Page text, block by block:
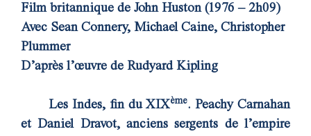
Film britannique de John Huston (1976 – 2h09)
Avec Sean Connery, Michael Caine, Christopher
Plummer
D’après l’œuvre de Rudyard Kipling
Les Indes, fin du XIXème. Peachy Carnahan
et Daniel Dravot, anciens sergents de l’empire